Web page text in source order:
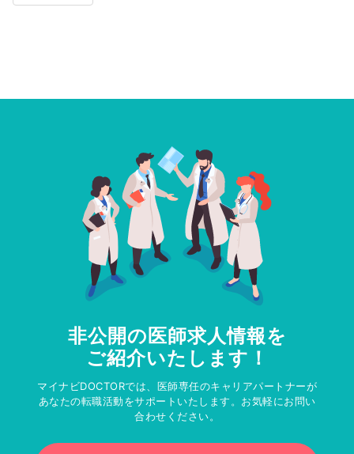
非公開の医師求人情報を
ご紹介いたします！
マイナビDOCTORでは、医師専任のキャリアパートナーが
あなたの転職活動をサポートいたします。お気軽にお問い
合わせください。